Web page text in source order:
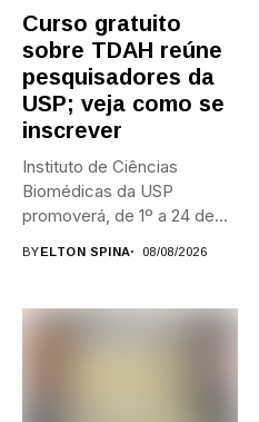
Curso gratuito
sobre TDAH reúne
pesquisadores da
USP; veja como se
inscrever
Instituto de Ciências
Biomédicas da USP
promoverá, de 1º a 24 de...
BYELTON SPINA 08/08/2026